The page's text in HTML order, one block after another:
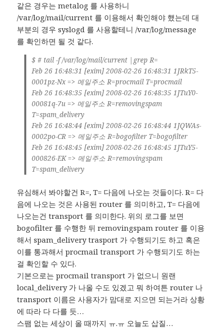
같은 경우는 metalog 를 사용하니
/var/log/mail/current 를 이용해서 확인해야 했는데 대
부분의 경우 syslogd 를 사용할테니 /var/log/message
를 확인하면 될 것 같다.
$ # tail -f /var/log/mail/current |grep R=
Feb 26 16:48:31 [exim] 2008-02-26 16:48:31 1JRkT5-
0001pz-Nx => 메일주소 R=procmail T=procmail
Feb 26 16:48:35 [exim] 2008-02-26 16:48:35 1JTuY0-
00081q-7u => 메일주소 R=removingspam
T=spam_delivery
Feb 26 16:48:44 [exim] 2008-02-26 16:48:44 1JQWAs-
0002po-CR => 메일주소 R=bogofilter T=bogofilter
Feb 26 16:48:45 [exim] 2008-02-26 16:48:45 1JTuY5-
000826-EK => 메일주소 R=removingspam
T=spam_delivery
유심해서 봐야할건 R=, T= 다음에 나오는 것들이다. R= 다
음에 나오는 것은 사용된 router 를 의미하고, T= 다음에
나오는건 transport 를 의미한다. 위의 로그를 보면
bogofilter 를 수행한 뒤 removingspam router 를 이용
해서 spam_delivery trasport 가 수행되기도 하고 혹은
이를 통과해서 procmail transport 가 수행되기도 하는
걸 확인할 수 있다.
기본으로는 procmail transport 가 없으니 원랜
local_delivery 가 나올 수도 있겠고 뭐 하여튼 router 나
transport 이름은 사용자가 맘대로 지으면 되는거라 상황
에 따라 다 다를 듯…
스팸 없는 세상이 올 때까지 ㅠ.ㅠ 오늘도 삽질…